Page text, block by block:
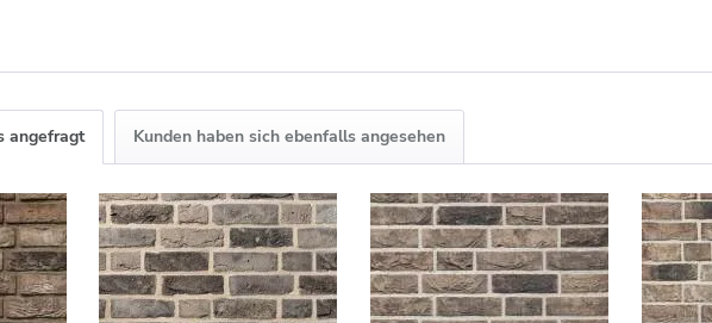
angefragt Kunden haben sich ebenfalls angesehen